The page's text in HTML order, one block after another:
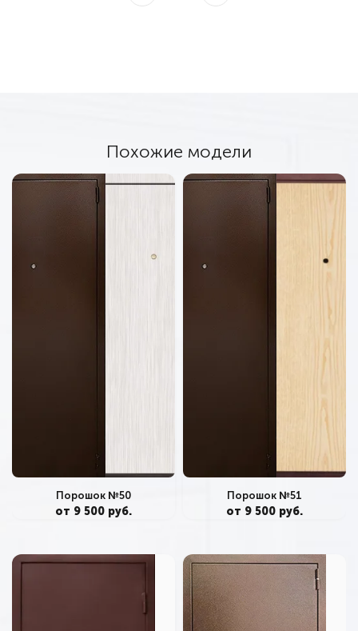
Похожие модели
Порошок №50
от 9 500 руб.
Порошок №51
от 9 500 руб.